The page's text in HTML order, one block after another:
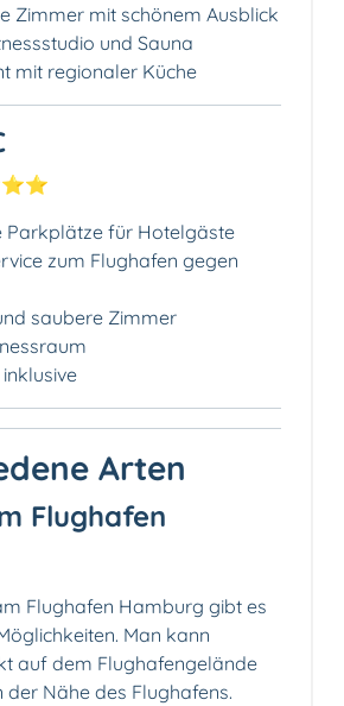
Zimmer mit schönem Ausblick
und Sauna
mit regionaler Küche
Parkplätze für Hotelgäste
zum Flughafen gegen
saubere Zimmer
Arten
Flughafen
Flughafen Hamburg gibt es
Man kann
auf dem Flughafengelände
Nähe des Flughafens.